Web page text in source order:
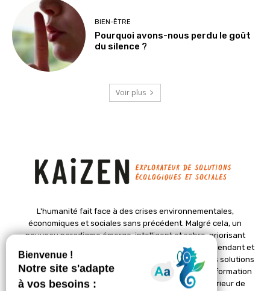
BIEN-ÊTRE
Pourquoi avons-nous perdu le goût
du silence ?
Voir plus
L'humanité fait face à des crises environnementales,
économiques et sociales sans précédent. Malgré cela, un
nouveau paradigme émerge, intelligent et sobre, priorisant
l'épanouissement de la vie. Le magazine Kaizen, indépendant et
positif, met en lumière des initiatives pionnières et des solutions
créatives pour un avenir meilleur. Il croit en une transformation
profonde des sociétés grâce à un changement intérieur de